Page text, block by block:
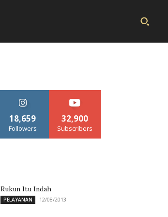
18,659
Followers
32,900
Subscribers
Rukun Itu Indah
PELAYANAN 12/08/2013